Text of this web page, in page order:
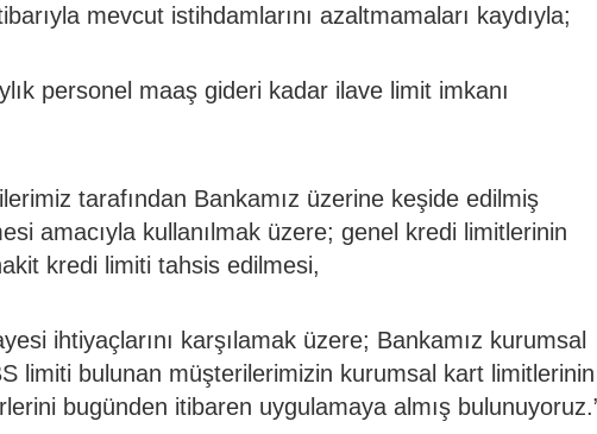
mevcut istihdamlarını azaltmamaları kaydıyla;
personel maaş gideri kadar ilave limit imkanı
tarafından Bankamız üzerine keşide edilmiş
amacıyla kullanılmak üzere; genel kredi limitlerinin
kredi limiti tahsis edilmesi,
ihtiyaçlarını karşılamak üzere; Bankamız kurumsal
limiti bulunan müşterilerimizin kurumsal kart limitlerinin
bugünden itibaren uygulamaya almış